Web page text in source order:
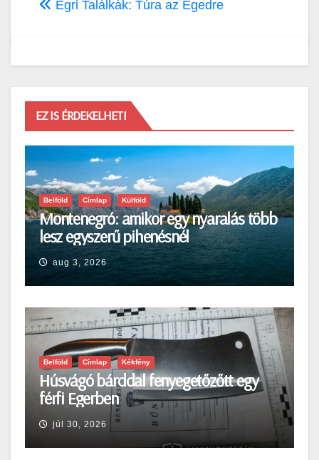
Egri Találkák: Túra az Egedre
EZ IS ÉRDEKELHETI
Belföld Címlap Külföld
Montenegró: amikor egy nyaralás több
lesz egyszerű pihenésnél
aug 3, 2026
Belföld Címlap Kékfény
Húsvágó bárddal fenyegetőzőtt egy
férfi Egerben
júl 30, 2026